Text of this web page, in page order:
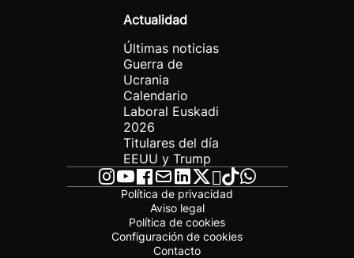
Actualidad
Últimas noticias
Guerra de
Ucrania
Calendario
Laboral Euskadi
2026
Titulares del día
EEUU y Trump
Política de privacidad
Aviso legal
Política de cookies
Configuración de cookies
Contacto